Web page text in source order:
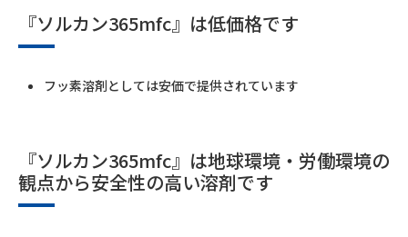
『ソルカン365mfc』は低価格です
フッ素溶剤としては安価で提供されています
『ソルカン365mfc』は地球環境・労働環境の
観点から安全性の高い溶剤です